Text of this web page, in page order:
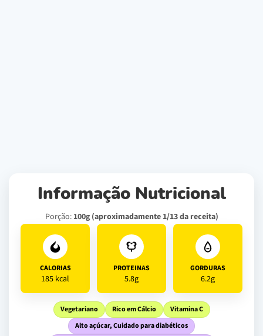
Informação Nutricional
Porção: 100g (aproximadamente 1/13 da receita)
CALORIAS
185 kcal
PROTEINAS
5.8g
GORDURAS
6.2g
Vegetariano Rico em Cálcio
Vitamina C
Alto açúcar, Cuidado para diabéticos